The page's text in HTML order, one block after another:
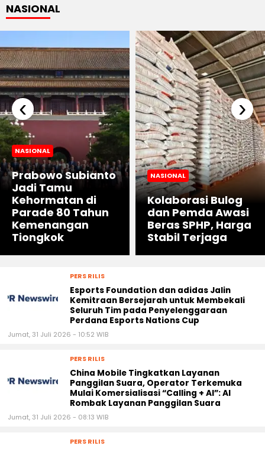
NASIONAL
NASIONAL
Prabowo Subianto
Jadi Tamu
Kehormatan di
Parade 80 Tahun
Kemenangan
Tiongkok
NASIONAL
Kolaborasi Bulog
dan Pemda Awasi
Beras SPHP, Harga
Stabil Terjaga
‹ ›
PERS RILIS
Esports Foundation dan adidas Jalin
Kemitraan Bersejarah untuk Membekali
Seluruh Tim pada Penyelenggaraan
Perdana Esports Nations Cup
Jumat, 31 Juli 2026 - 10:52 WIB
PERS RILIS
China Mobile Tingkatkan Layanan
Panggilan Suara, Operator Terkemuka
Mulai Komersialisasi “Calling + AI”: AI
Rombak Layanan Panggilan Suara
Jumat, 31 Juli 2026 - 08:13 WIB
PERS RILIS